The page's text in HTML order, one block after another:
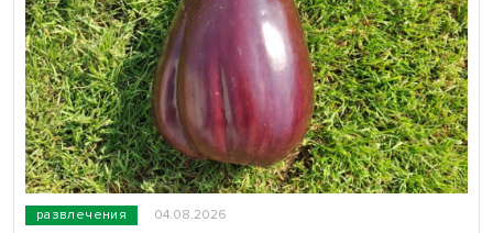
развлечения 04.08.2026